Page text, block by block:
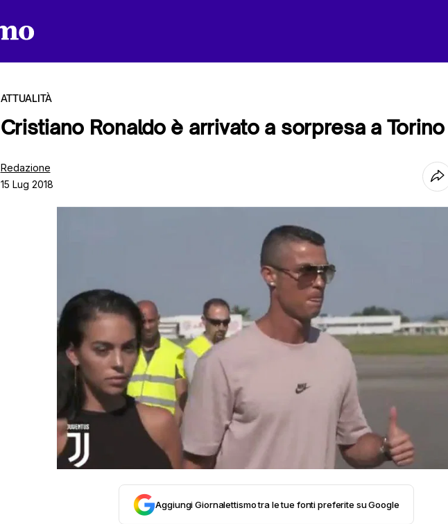
ATTUALITÀ
Cristiano Ronaldo è arrivato a sorpresa a Torino
Redazione
15 Lug 2018
Aggiungi Giornalettismo tra le tue fonti preferite su Google